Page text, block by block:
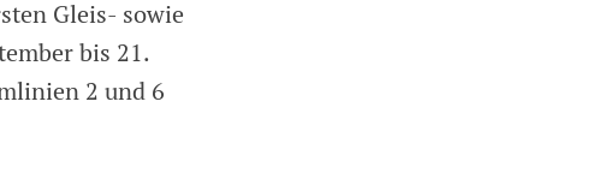
Gleis- sowie
bis 21.
2 und 6